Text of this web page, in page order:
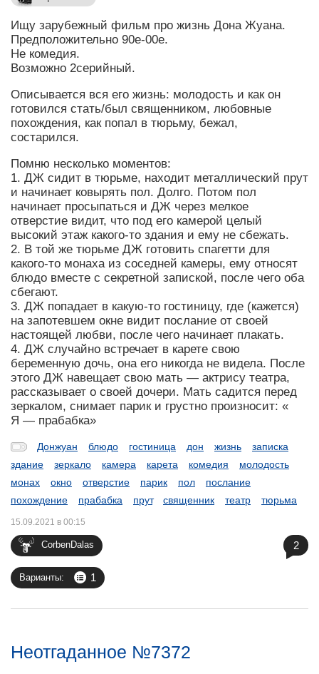
Ищу зарубежный фильм про жизнь Дона Жуана.
Предположительно 90е-00е.
Не комедия.
Возможно 2серийный.
Описывается вся его жизнь: молодость и как он
готовился стать/был священником, любовные
похождения, как попал в тюрьму, бежал,
состарился.
Помню несколько моментов:
1. ДЖ сидит в тюрьме, находит металлический прут
и начинает ковырять пол. Долго. Потом пол
начинает просыпаться и ДЖ через мелкое
отверстие видит, что под его камерой целый
высокий этаж какого-то здания и ему не сбежать.
2. В той же тюрьме ДЖ готовить спагетти для
какого-то монаха из соседней камеры, ему относят
блюдо вместе с секретной запиской, после чего оба
сбегают.
3. ДЖ попадает в какую-то гостиницу, где (кажется)
на запотевшем окне видит послание от своей
настоящей любви, после чего начинает плакать.
4. ДЖ случайно встречает в карете свою
беременную дочь, она его никогда не видела. После
этого ДЖ навещает свою мать — актрису театра,
рассказывает о своей дочери. Мать садится перед
зеркалом, снимает парик и грустно произносит: «
Я — прабабка»
Донжуан блюдо гостиница дон жизнь
записка
здание
зеркало камера карета комедия
молодость
монах
окно отверстие парик пол
послание
похождение
прабабка прут священник театр тюрьма
CorbenDalas
15.09.2021 в 00:15
Варианты: 1
2
Неотгаданное №7372